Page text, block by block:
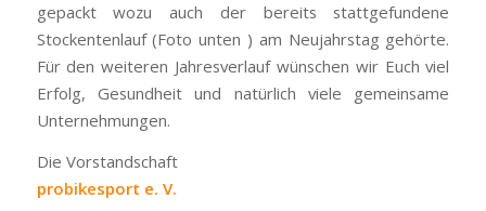
gepackt wozu auch der bereits stattgefundene
Stockentenlauf (Foto unten ) am Neujahrstag gehörte.
Für den weiteren Jahresverlauf wünschen wir Euch viel
Erfolg, Gesundheit und natürlich viele gemeinsame
Unternehmungen.
Die Vorstandschaft
probikesport e. V.